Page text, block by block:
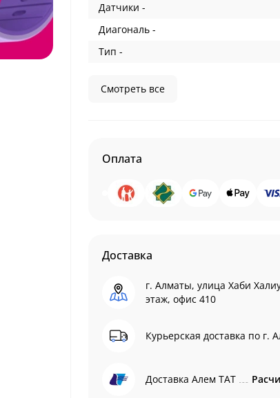
Датчики -
Диагональ -
Тип -
Смотреть все
Оплата
Доставка
г. Алматы, улица Хаби
этаж, офис 410
Курьерская доставка по г.
Доставка Алем ТАТ